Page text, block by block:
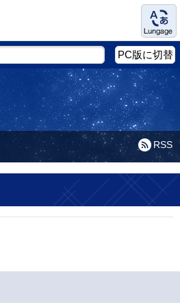
Language
PC版に切替
RSS